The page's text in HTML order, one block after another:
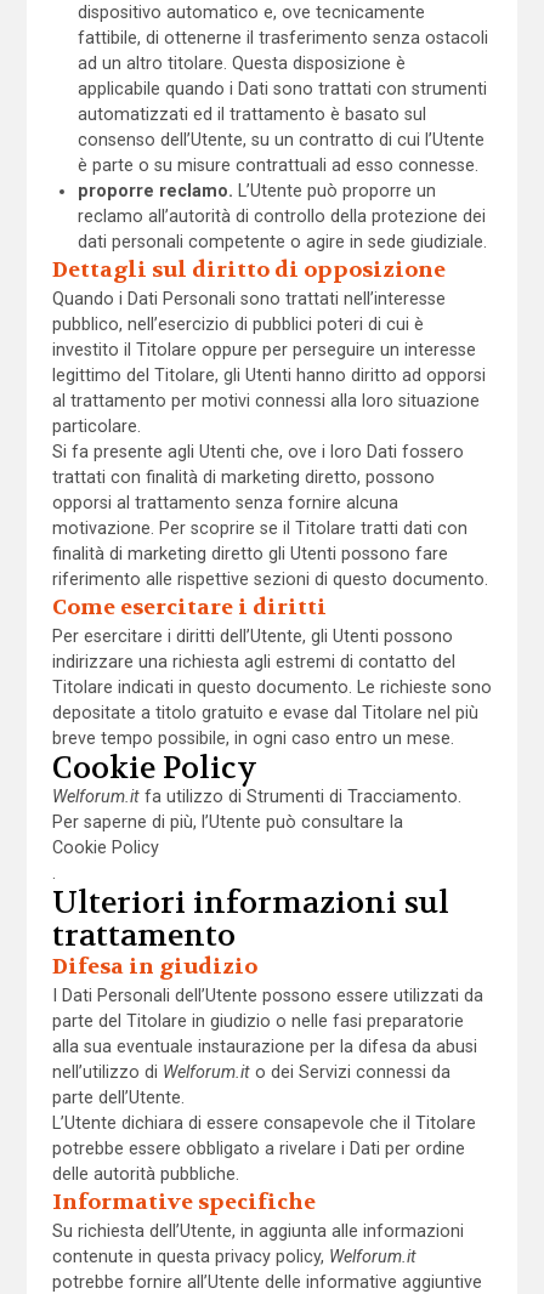
dispositivo automatico e, ove tecnicamente
fattibile, di ottenerne il trasferimento senza ostacoli
ad un altro titolare. Questa disposizione è
applicabile quando i Dati sono trattati con strumenti
automatizzati ed il trattamento è basato sul
consenso dell’Utente, su un contratto di cui l’Utente
è parte o su misure contrattuali ad esso connesse.
proporre reclamo. L’Utente può proporre un
reclamo all’autorità di controllo della protezione dei
dati personali competente o agire in sede giudiziale.
Dettagli sul diritto di opposizione
Quando i Dati Personali sono trattati nell’interesse
pubblico, nell’esercizio di pubblici poteri di cui è
investito il Titolare oppure per perseguire un interesse
legittimo del Titolare, gli Utenti hanno diritto ad opporsi
al trattamento per motivi connessi alla loro situazione
particolare.
Si fa presente agli Utenti che, ove i loro Dati fossero
trattati con finalità di marketing diretto, possono
opporsi al trattamento senza fornire alcuna
motivazione. Per scoprire se il Titolare tratti dati con
finalità di marketing diretto gli Utenti possono fare
riferimento alle rispettive sezioni di questo documento.
Come esercitare i diritti
Per esercitare i diritti dell’Utente, gli Utenti possono
indirizzare una richiesta agli estremi di contatto del
Titolare indicati in questo documento. Le richieste sono
depositate a titolo gratuito e evase dal Titolare nel più
breve tempo possibile, in ogni caso entro un mese.
Cookie Policy
Welforum.itfa utilizzo di Strumenti di Tracciamento.
Per saperne di più, l’Utente può consultare la
Cookie Policy
Ulteriori informazioni sul
trattamento
Difesa in giudizio
I Dati Personali dell’Utente possono essere utilizzati da
parte del Titolare in giudizio o nelle fasi preparatorie
alla sua eventuale instaurazione per la difesa da abusi
nell’utilizzo di Welforum.ito dei Servizi connessi da
parte dell’Utente.
L’Utente dichiara di essere consapevole che il Titolare
potrebbe essere obbligato a rivelare i Dati per ordine
delle autorità pubbliche.
Informative specifiche
Su richiesta dell’Utente, in aggiunta alle informazioni
contenute in questa privacy policy, Welforum.it
potrebbe fornire all’Utente delle informative aggiuntive